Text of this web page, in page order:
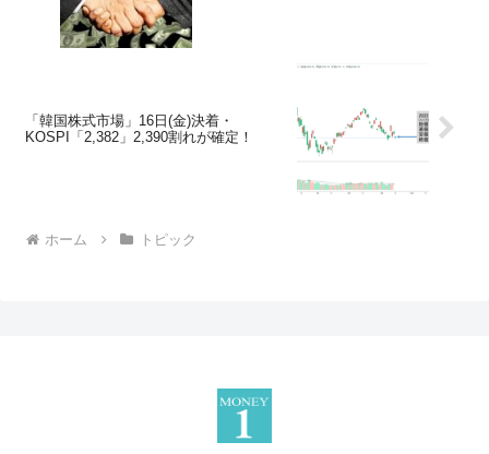
「韓国株式市場」16日(金)決着・
KOSPI「2,382」2,390割れが確定！
ホーム トピック